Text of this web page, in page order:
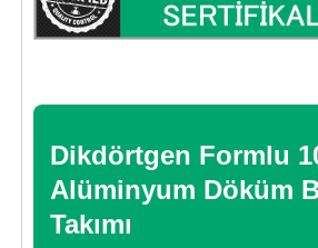
Dikdörtgen Formlu
Alüminyum Döküm
Takımı